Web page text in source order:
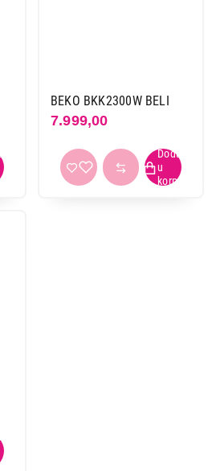
1
Primeni filtere
BEKO BKK2300W BELI
7.999,00